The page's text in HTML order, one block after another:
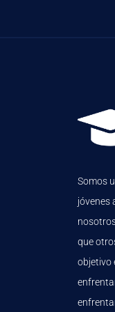
Somos
jóvenes
que
objetivo